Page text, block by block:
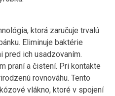
ktorá zaručuje trvalú
Eliminuje baktérie
pred ich usadzovaním.
praní a čistení. Pri kontakte
rovnováhu. Tento
vlákno, ktoré v spojení